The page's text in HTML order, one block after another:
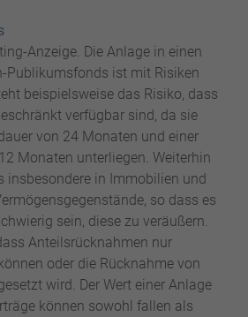
Anzeige. Die Anlage in einen
Publikumsfonds ist mit Risiken
beispielsweise das Risiko, dass
verfügbar sind, da sie
von 24 Monaten und einer
Monaten unterliegen. Weiterhin
insbesondere in Immobilien und
so dass es
sein, diese zu veräußern.
Anteilsrücknahmen nur
oder die Rücknahme von
wird. Der Wert einer Anlage
können sowohl fallen als